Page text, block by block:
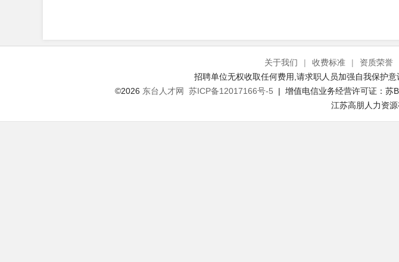
关于我们 | 收费标准 | 资质荣誉
招聘单位无权收取任何费用,请求职人员加强自我保护
©2026 东台人才网 苏ICP备12017166号-5 | 增值电信业务经营许可证：苏
江苏高朋人力资